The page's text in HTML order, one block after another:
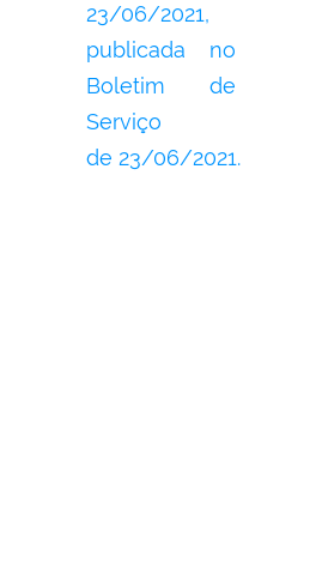
23/06/2021,
publicada no
Boletim de
Serviço
de 23/06/2021.